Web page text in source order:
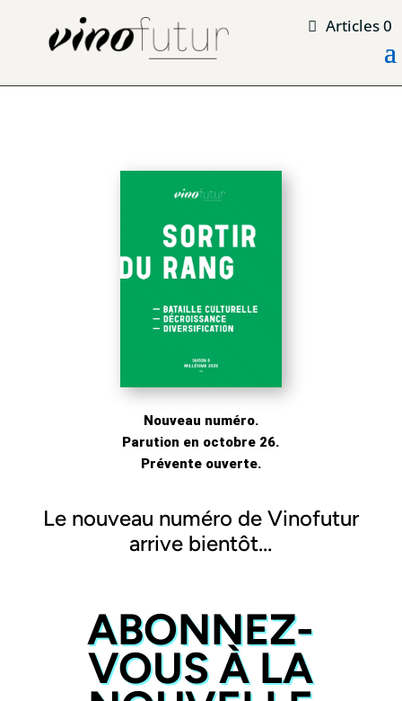
Articles 0
Nouveau numéro.
Parution en octobre 26.
Prévente ouverte.
Le nouveau numéro de Vinofutur
arrive bientôt…
ABONNEZ-
VOUS À LA